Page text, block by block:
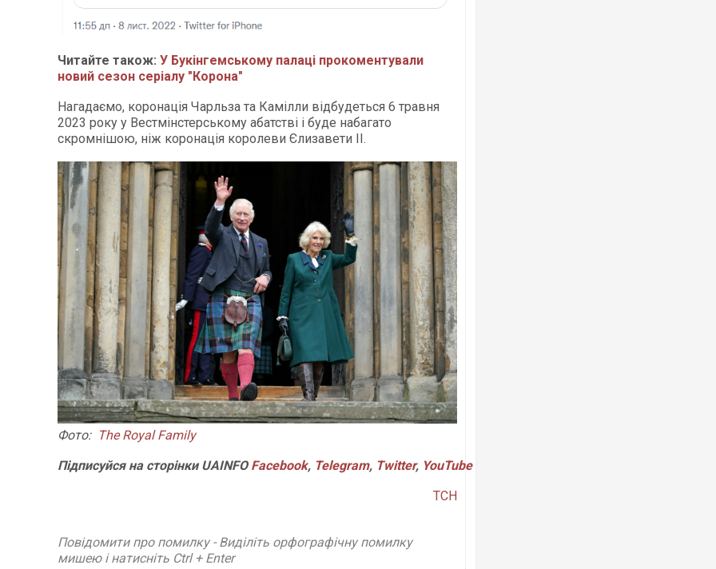
Читайте також: У Букінгемському палаці прокоментували
новий сезон серіалу "Корона"
Нагадаємо, коронація Чарльза та Камілли відбудеться 6 травня
2023 року у Вестмінстерському абатстві і буде набагато
скромнішою, ніж коронація королеви Єлизавети II.
Фото: The Royal Family
Підписуйся на сторінки UAINFO Facebook, Telegram, Twitter, YouTube
ТСН
Повідомити про помилку - Виділіть орфографічну помилку
мишею і натисніть Ctrl + Enter